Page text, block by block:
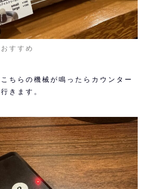
すすめ
ちらの機械が鳴ったらカウンター
きます。